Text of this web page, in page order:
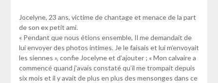
Jocelyne, 23 ans, victime de chantage et menace de la part
de son ex petit ami.
« Pendant que nous étions ensemble, Il me demandait de
lui envoyer des photos intimes. Je le faisais et lui m’envoyait
les siennes », confie Jocelyne et d’ajouter ; « Mon calvaire a
commencé quand j’avais constaté qu’il me trompait depuis
six mois et il y avait de plus en plus des mensonges dans ce